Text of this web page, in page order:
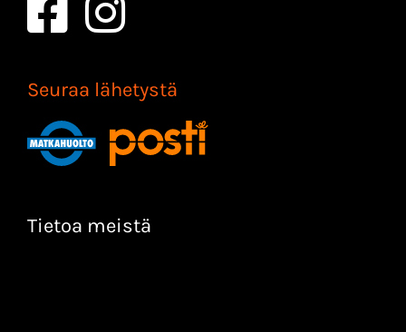
Seuraa lähetystä
Tietoa meistä